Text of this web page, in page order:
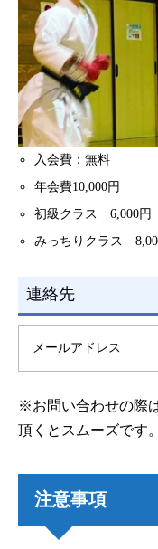
入会費：無料
年会費10,000円
初級クラス 6,000円
みっちりクラス
連絡先
メールアドレス
※お問い合わせの際
頂くとスムーズです。
注意事項